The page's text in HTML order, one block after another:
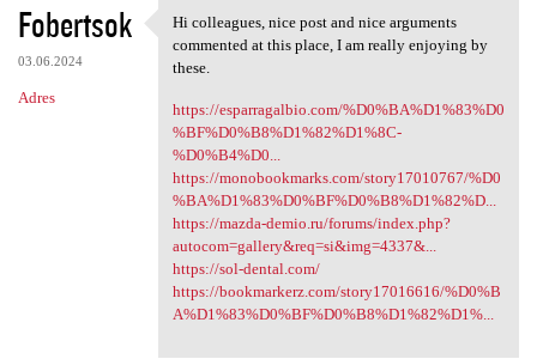
Fobertsok
03.06.2024
Adres
Hi colleagues, nice post and
Hi colleagues, nice post and nice arguments
commented at this place, I am really enjoying by
these.
https://esparragalbio.com/%D0%BA%D1%83%D0
%BF%D0%B8%D1%82%D1%8C-
%D0%B4%D0...
https://monobookmarks.com/story17010767/%D0
%BA%D1%83%D0%BF%D0%B8%D1%82%D...
https://mazda-demio.ru/forums/index.php?
autocom=gallery&req=si&img=4337&...
https://sol-dental.com/
https://bookmarkerz.com/story17016616/%D0%B
A%D1%83%D0%BF%D0%B8%D1%82%D1%...